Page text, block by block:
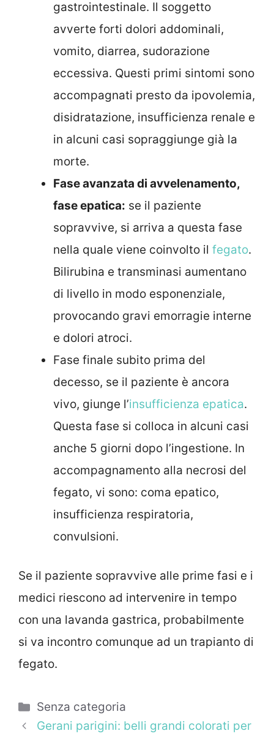
gastrointestinale. Il soggetto
avverte forti dolori addominali,
vomito, diarrea, sudorazione
eccessiva. Questi primi sintomi sono
accompagnati presto da ipovolemia,
disidratazione, insufficienza renale e
in alcuni casi sopraggiunge già la
morte.
Fase avanzata di avvelenamento,
fase epatica: se il paziente
sopravvive, si arriva a questa fase
nella quale viene coinvolto il fegato.
Bilirubina e transminasi aumentano
di livello in modo esponenziale,
provocando gravi emorragie interne
e dolori atroci.
Fase finale subito prima del
decesso, se il paziente è ancora
vivo, giunge l’insufficienza epatica.
Questa fase si colloca in alcuni casi
anche 5 giorni dopo l’ingestione. In
accompagnamento alla necrosi del
fegato, vi sono: coma epatico,
insufficienza respiratoria,
convulsioni.
Se il paziente sopravvive alle prime fasi e i
medici riescono ad intervenire in tempo
con una lavanda gastrica, probabilmente
si va incontro comunque ad un trapianto di
fegato.
Categorie
Senza categoria
Gerani parigini: belli grandi colorati per